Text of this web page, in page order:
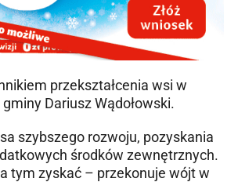
przekształcenia wsi w
Dariusz Wądołowski.
szybszego rozwoju, pozyskania
środków zewnętrznych.
tym zyskać – przekonuje wójt w